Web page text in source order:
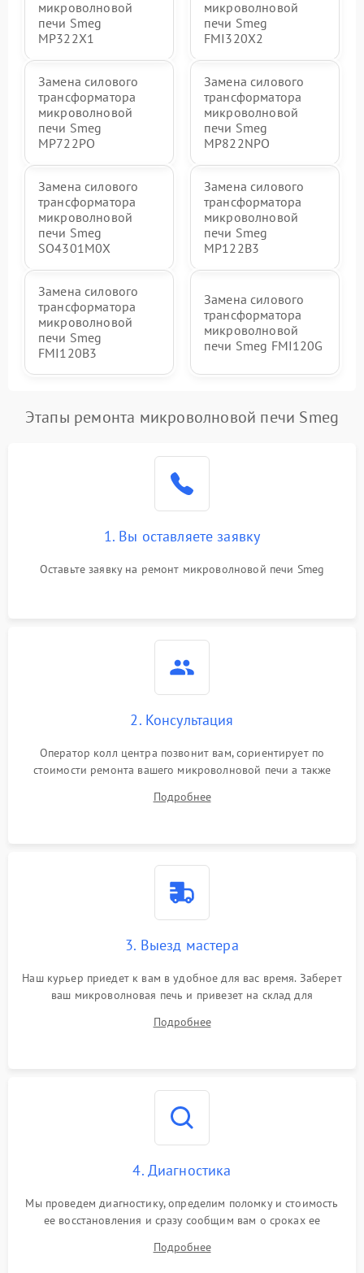
микроволновой
печи Smeg
MP322X1
микроволновой
печи Smeg
FMI320X2
Замена силового
трансформатора
микроволновой
печи Smeg
MP722PO
Замена силового
трансформатора
микроволновой
печи Smeg
MP822NPO
Замена силового
трансформатора
микроволновой
печи Smeg
SO4301M0X
Замена силового
трансформатора
микроволновой
печи Smeg
MP122B3
Замена силового
трансформатора
микроволновой
печи Smeg
FMI120B3
Замена силового
трансформатора
микроволновой
печи Smeg FMI120G
Этапы ремонта микроволновой печи Smeg
1. Вы оставляете заявку
Оставьте заявку на ремонт микроволновой печи Smeg
2. Консультация
Оператор колл центра позвонит вам, сориентирует по
стоимости ремонта вашего микроволновой печи а также
Подробнее
3. Выезд мастера
Наш курьер приедет к вам в удобное для вас время. Заберет
ваш микроволновая печь и привезет на склад для
Подробнее
4. Диагностика
Мы проведем диагностику, определим поломку и стоимость
ее восстановления и сразу сообщим вам о сроках ее
Подробнее